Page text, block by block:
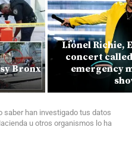
Bronx
Lionel Richie,
concert
emergency
saber han investigado tus datos
u otros organismos lo ha